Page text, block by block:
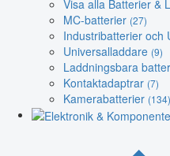
Visa alla Batterier &
MC-batterier (27)
Industribatterier och
Universalladdare (9)
Laddningsbara
Kontaktadaptrar (7)
Kamerabatterier (134)